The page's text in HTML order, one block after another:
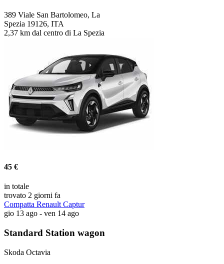
389 Viale San Bartolomeo, La
Spezia 19126, ITA
2,37 km dal centro di La Spezia
45 €
in totale
trovato 2 giorni fa
Compatta Renault Captur
gio 13 ago - ven 14 ago
Standard Station wagon
Skoda Octavia